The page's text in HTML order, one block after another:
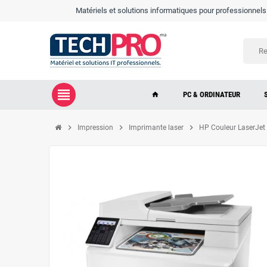
Matériels et solutions informatiques pour
view_headline home PC & ORDINATEUR
chevron_right Impression chevron_right Imprimante laser chevron_right HP Couleur